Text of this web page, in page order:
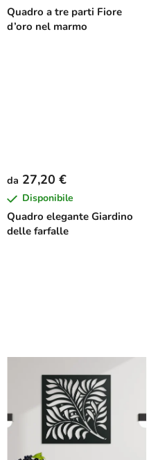
Quadro a tre parti Fiore
d’oro nel marmo
Quadro elegante Giardino
delle farfalle
da 27,20 €
Disponibile